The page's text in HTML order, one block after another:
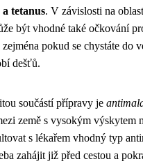
tetanus. V závislosti na
být vhodné také očkování
pokud se chystáte do
dešťů.
součástí přípravy je
země s vysokým výskytem
s lékařem vhodný typ
zahájit již před cestou a